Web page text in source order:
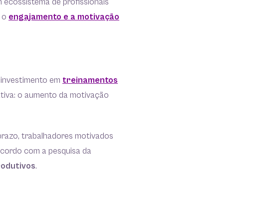
engajamento e a motivação
em treinamentos
o aumento da motivação
trabalhadores motivados
com a pesquisa da
.